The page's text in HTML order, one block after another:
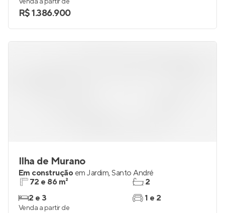
R$ 1.386.900
Ilha de Murano
Em construção em Jardim,Santo André
72 e 86 m²
2 e 3
2
1 e 2
Venda a partir de